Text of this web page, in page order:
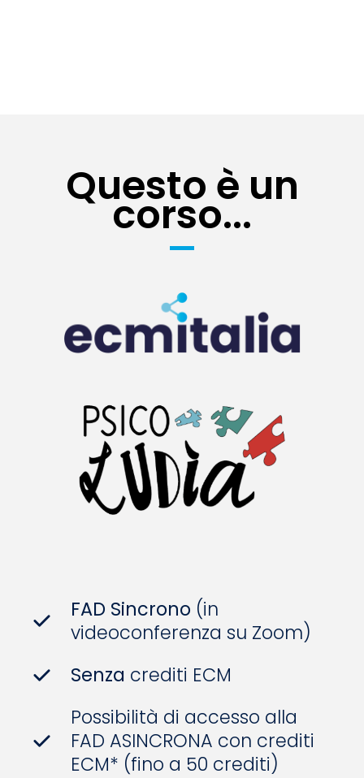
Questo è un
corso...
FAD Sincrono (in
videoconferenza su Zoom)
Senza crediti ECM
Possibilità di accesso alla
FAD ASINCRONA con crediti
ECM* (fino a 50 crediti)